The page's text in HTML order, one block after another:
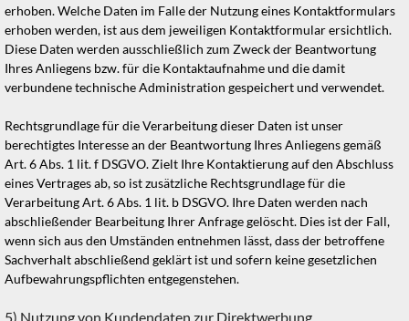
erhoben. Welche Daten im Falle der Nutzung eines Kontaktformulars
erhoben werden, ist aus dem jeweiligen Kontaktformular ersichtlich.
Diese Daten werden ausschließlich zum Zweck der Beantwortung
Ihres Anliegens bzw. für die Kontaktaufnahme und die damit
verbundene technische Administration gespeichert und verwendet.
Rechtsgrundlage für die Verarbeitung dieser Daten ist unser
berechtigtes Interesse an der Beantwortung Ihres Anliegens gemäß
Art. 6 Abs. 1 lit. f DSGVO. Zielt Ihre Kontaktierung auf den Abschluss
eines Vertrages ab, so ist zusätzliche Rechtsgrundlage für die
Verarbeitung Art. 6 Abs. 1 lit. b DSGVO. Ihre Daten werden nach
abschließender Bearbeitung Ihrer Anfrage gelöscht. Dies ist der Fall,
wenn sich aus den Umständen entnehmen lässt, dass der betroffene
Sachverhalt abschließend geklärt ist und sofern keine gesetzlichen
Aufbewahrungspflichten entgegenstehen.
5) Nutzung von Kundendaten zur Direktwerbung